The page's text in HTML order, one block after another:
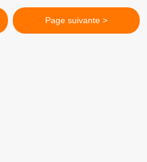
Page suivante >